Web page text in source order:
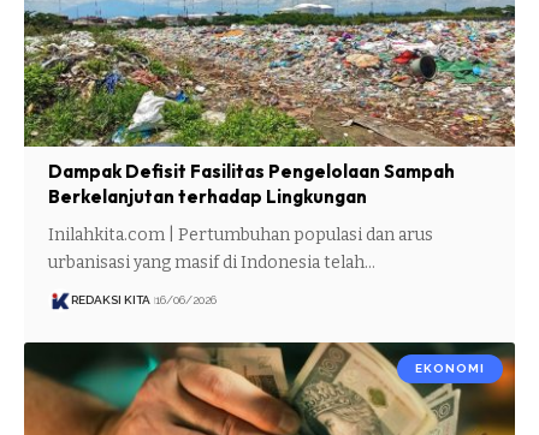
Dampak Defisit Fasilitas Pengelolaan Sampah
Berkelanjutan terhadap Lingkungan
Inilahkita.com | Pertumbuhan populasi dan arus
urbanisasi yang masif di Indonesia telah…
REDAKSI KITA 16/06/2026
EKONOMI